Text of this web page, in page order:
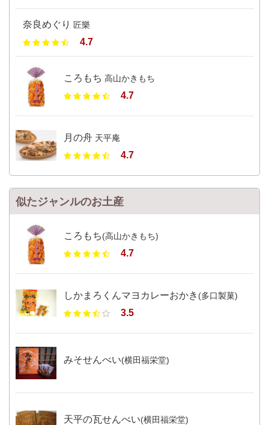
奈良めぐり 匠樂
4.7
ころもち 高山かきもち
4.7
月の舟 天平庵
4.7
似たジャンルのお土産
ころもち (高山かきもち)
4.7
しかまろくんマヨカレーおかき (多口製菓)
3.5
みそせんべい(横田福栄堂)
天平の瓦せんべい(横田福栄堂)